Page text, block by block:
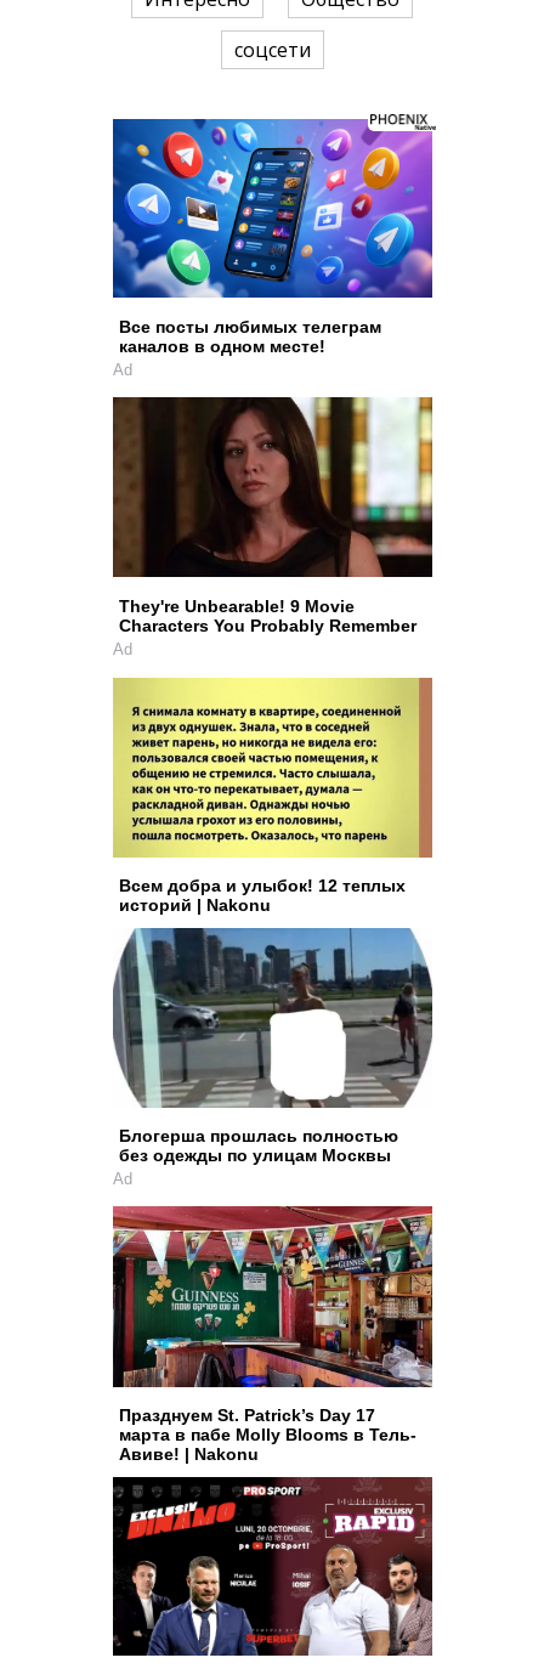
соцсети
Все посты любимых телеграм
каналов в одном месте!
Ad
They're Unbearable! 9 Movie
Characters You Probably Remember
Ad
Всем добра и улыбок! 12 теплых
историй | Nakonu
Блогерша прошлась полностью
без одежды по улицам Москвы
Ad
Празднуем St. Patrick’s Day 17
марта в пабе Molly Blooms в Тель-
Авиве! | Nakonu